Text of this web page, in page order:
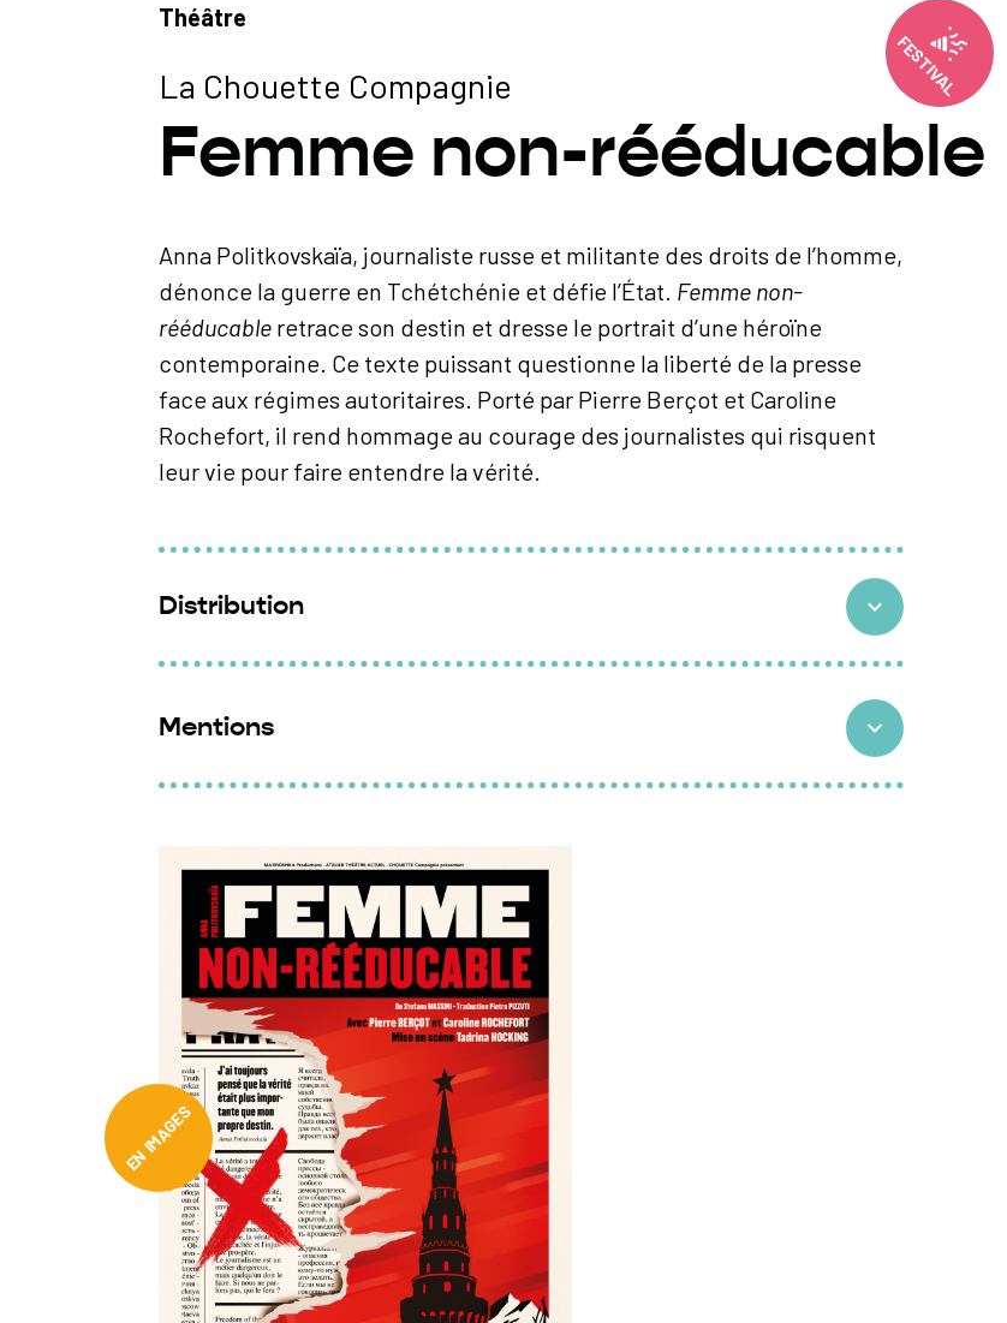
FESTIVAL
Théâtre
La Chouette Compagnie
Femme non-rééducable
Anna Politkovskaïa, journaliste russe et militante des droits de l’homme,
dénonce la guerre en Tchétchénie et défie l’État. Femme non-
rééducable retrace son destin et dresse le portrait d’une héroïne
contemporaine. Ce texte puissant questionne la liberté de la presse
face aux régimes autoritaires. Porté par Pierre Berçot et Caroline
Rochefort, il rend hommage au courage des journalistes qui risquent
leur vie pour faire entendre la vérité.
Distribution
Traduit de l’italien par
Interprètes : Pierre Berçot et Caroline Rochefort
Créateur lumière :François Leneveu
Musique et son :Goyave
Costumes :Julia Allègre
Peintre scénographe :
Delphine Brouard
Régisseur technique :Charly Lhuillier
Presse :Jean-Philippe Rigaud
Affiche :Mathieu Persan
Graphisme :
Jeanne-Marie Monpeurt
Mentions
Soutien en coproductionACTIF – Association Culturelle des Théâtres
en Ile-De-France.
Soutien en pré-achatPetit Théâtre de Rueil-Malmaison / Centre
Culturel Jean Vilar à Marly-le-Roi / Le SEL à Sèvres / Théâtre Robert
Doisneau à Meudon-la-Forêt / Théâtre du Grand Logis à Bruz.
Soutien en logistique
Studio AUGUSTE / le SEL à Sèvres / L’Athénée à
Rueil / Le SEL au Vésinet / L’Athénée à Rueil / L’ATRIUM à Chaville.
PartenairesFondation Pierre LAFUE – La Maison des Journalistes –
Fédération Internationale des Droits Humains – Russie Liberté.
EN IMAGES